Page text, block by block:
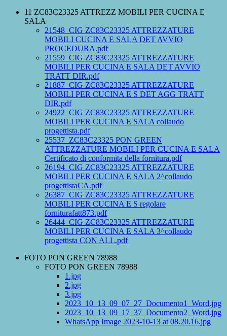
11 ZC83C23325 ATTREZZ MOBILI PER CUCINA E
SALA
21548_CIG ZC83C23325 ATTREZZATURE
MOBILI CUCINA E SALA DET AVVIO
PROCEDURA.pdf
21559_CIG ZC83C23325 ATTREZZATURE
MOBILI PER CUCINA E SALA DET AVVIO
TRATT DIR.pdf
21887_CIG ZC83C23325 ATTREZZATURE
MOBILI PER CUCINA E S DET AGG TRATT
DIR.pdf
24922_CIG ZC83C23325 ATTREZZATURE
MOBILI PER CUCINA E SALA collaudo
progettista.pdf
25537_ZC83C23325 PON GREEN
ATTREZZATURE MOBILI PER CUCINA E SALA
Certificato di conformita della fornitura.pdf
26194_CIG ZC83C23325 ATTREZZATURE
MOBILI PER CUCINA E SALA 2^collaudo
progettistaCA.pdf
26387_CIG ZC83C23325 ATTREZZATURE
MOBILI PER CUCINA E S regolare
forniturafatt873.pdf
26444_CIG ZC83C23325 ATTREZZATURE
MOBILI PER CUCINA E SALA 3^collaudo
progettista CON ALL.pdf
FOTO PON GREEN 78988
FOTO PON GREEN 78988
1.jpg
2.jpg
3.jpg
2023_10_13_09_07_27_Documento1_Word.jpg
2023_10_13_09_17_37_Documento2_Word.jpg
WhatsApp Image 2023-10-13 at 08.20.16.jpg